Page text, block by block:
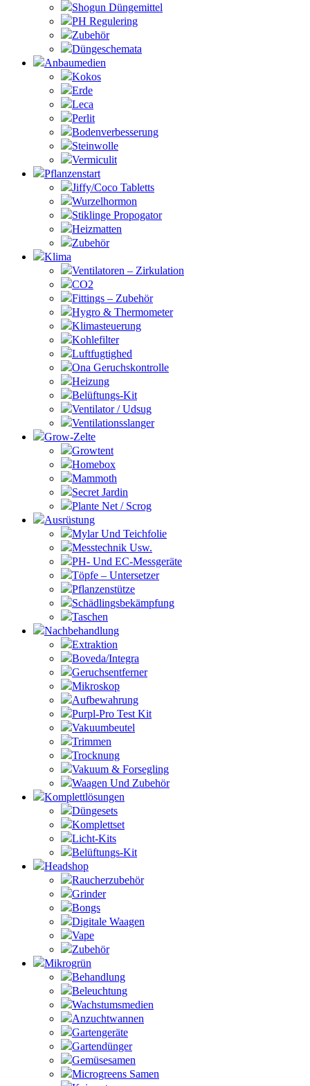
Shogun Düngemittel
PH Regulering
Zubehör
Düngeschemata
Anbaumedien
Kokos
Erde
Leca
Perlit
Bodenverbesserung
Steinwolle
Vermiculit
Pflanzenstart
Jiffy/Coco Tabletts
Wurzelhormon
Stiklinge Propogator
Heizmatten
Zubehör
Klima
Ventilatoren – Zirkulation
CO2
Fittings – Zubehör
Hygro & Thermometer
Klimasteuerung
Kohlefilter
Luftfugtighed
Ona Geruchskontrolle
Heizung
Belüftungs-Kit
Ventilator / Udsug
Ventilationsslanger
Grow-Zelte
Growtent
Homebox
Mammoth
Secret Jardin
Plante Net / Scrog
Ausrüstung
Mylar Und Teichfolie
Messtechnik Usw.
PH- Und EC-Messgeräte
Töpfe – Untersetzer
Pflanzenstütze
Schädlingsbekämpfung
Taschen
Nachbehandlung
Extraktion
Boveda/Integra
Geruchsentferner
Mikroskop
Aufbewahrung
Purpl-Pro Test Kit
Vakuumbeutel
Trimmen
Trocknung
Vakuum & Forsegling
Waagen Und Zubehör
Komplettlösungen
Düngesets
Komplettset
Licht-Kits
Belüftungs-Kit
Headshop
Raucherzubehör
Grinder
Bongs
Digitale Waagen
Vape
Zubehör
Mikrogrün
Behandlung
Beleuchtung
Wachstumsmedien
Anzuchtwannen
Gartengeräte
Gartendünger
Gemüsesamen
Microgreens Samen